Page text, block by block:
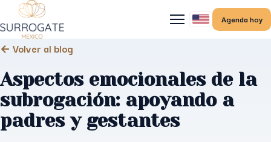
Agenda hoy
← Volver al blog
Aspectos emocionales de la
subrogación: apoyando a
padres y gestantes